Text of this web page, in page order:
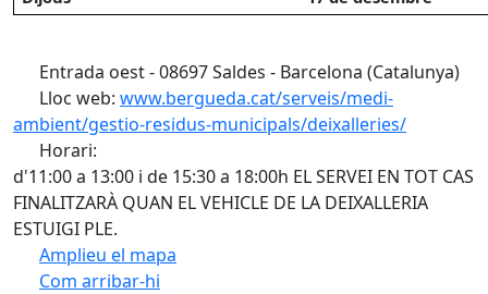
Entrada oest - 08697 Saldes - Barcelona (Catalunya)
Lloc web: www.bergueda.cat/serveis/medi-
ambient/gestio-residus-municipals/deixalleries/
Horari:
d'11:00 a 13:00 i de 15:30 a 18:00h EL SERVEI EN TOT CAS
FINALITZARÀ QUAN EL VEHICLE DE LA DEIXALLERIA
ESTUIGI PLE.
Amplieu el mapa
Com arribar-hi